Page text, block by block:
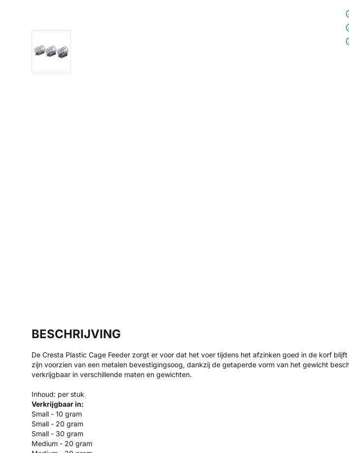
BESCHRIJVING
De Cresta Plastic Cage Feeder zorgt er voor dat het voer tijdens het afzinken goed in de korf
zijn voorzien van een metalen bevestigingsoog, dankzij de getaperde vorm van het gewicht
verkrijgbaar in verschillende maten en gewichten.
Inhoud: per stuk
Verkrijgbaar in:
Small - 10 gram
Small - 20 gram
Small - 30 gram
Medium - 20 gram